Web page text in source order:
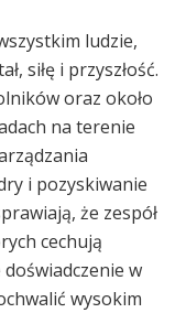
ludzie,
siłę i przyszłość.
oraz około
na terenie
i pozyskiwanie
że zespół
cechują
w
wysokim